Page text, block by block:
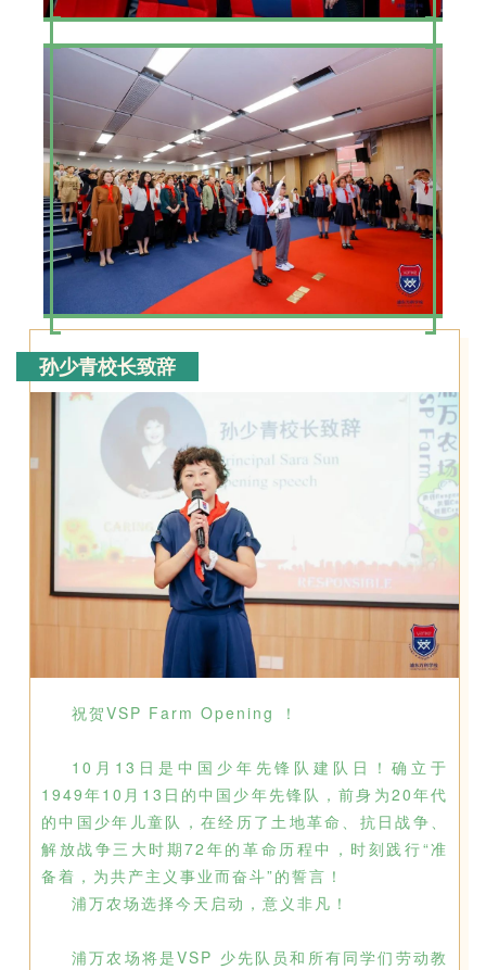
孙少青校长致辞
祝贺VSP Farm Opening ！
10月13日是中国少年先锋队建队日！确立于
1949年10月13日的中国少年先锋队，前身为20年代
的中国少年儿童队，在经历了土地革命、抗日战争、
解放战争三大时期72年的革命历程中，时刻践行“准
备着，为共产主义事业而奋斗”的誓言！
浦万农场选择今天启动，意义非凡！
浦万农场将是VSP 少先队员和所有同学们劳动教